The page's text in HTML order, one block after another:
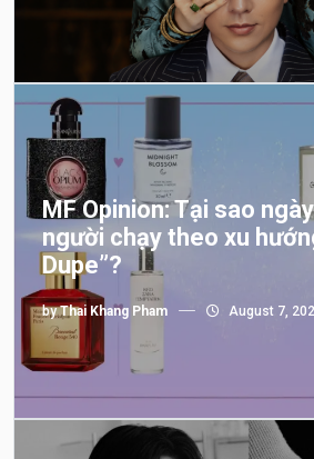
MF Opinion: Tại sao
người chạy theo xu
Dupe”?
byThai Khang Pham August 7,